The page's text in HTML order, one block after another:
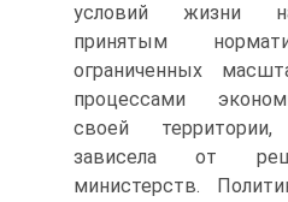
условий жизни
принятым
ограниченных
процессами
своей
зависела от
министерств.